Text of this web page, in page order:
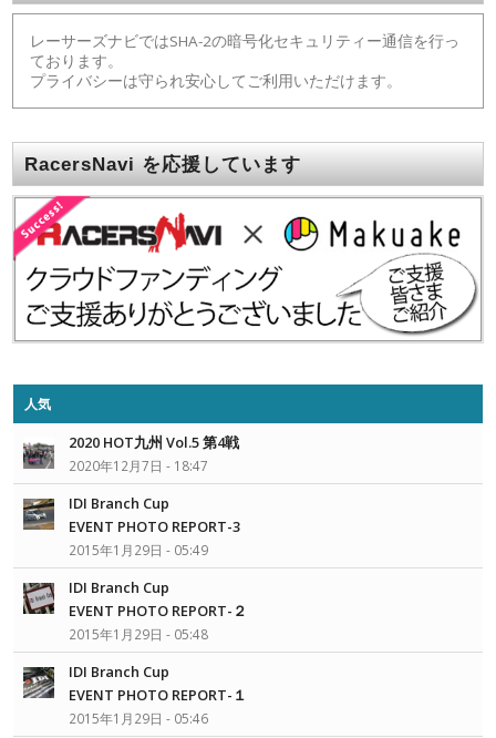
レーサーズナビではSHA-2の暗号化セキュリティー通信を行っ
ております。
プライバシーは守られ安心してご利用いただけます。
RacersNavi を応援しています
人気
2020 HOT九州 Vol.5 第4戦
2020年12月7日 - 18:47
IDI Branch Cup
EVENT PHOTO REPORT-3
2015年1月29日 - 05:49
IDI Branch Cup
EVENT PHOTO REPORT-２
2015年1月29日 - 05:48
IDI Branch Cup
EVENT PHOTO REPORT-１
2015年1月29日 - 05:46